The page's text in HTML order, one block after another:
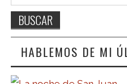
HABLEMOS DE MI